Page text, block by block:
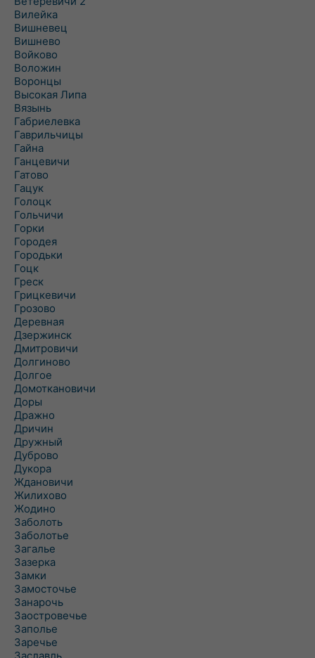
Вилейка
Вишневец
Вишнево
Войково
Воложин
Воронцы
Высокая Липа
Вязынь
Габриелевка
Гаврильчицы
Гайна
Ганцевичи
Гатово
Гацук
Голоцк
Гольчичи
Горки
Городея
Городьки
Гоцк
Греск
Грицкевичи
Грозово
Деревная
Дзержинск
Дмитровичи
Долгиново
Долгое
Домоткановичи
Доры
Дражно
Дричин
Дружный
Дуброво
Дукора
Ждановичи
Жилихово
Жодино
Заболоть
Заболотье
Загалье
Зазерка
Замки
Замосточье
Занарочь
Заостровечье
Заполье
Заречье